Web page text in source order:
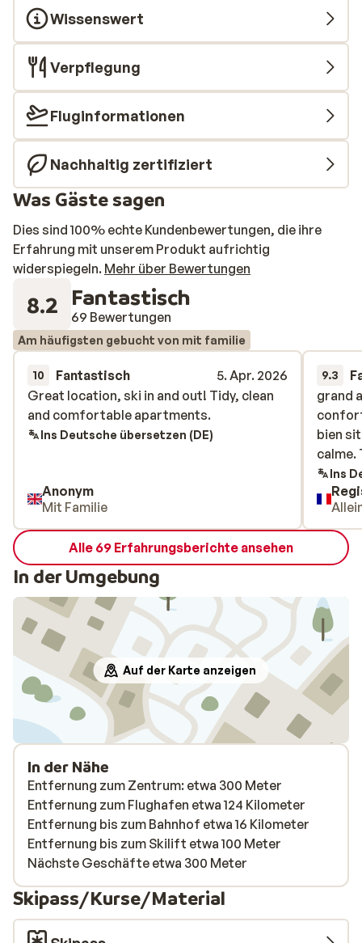
Wissenswert
Verpflegung
Fluginformationen
Nachhaltig zertifiziert
Was Gäste sagen
Dies sind 100% echte Kundenbewertungen, die ihre
Erfahrung mit unserem Produkt aufrichtig
widerspiegeln. Mehr über Bewertungen
8.2 Fantastisch
69 Bewertungen
Am häufigsten gebucht von mit familie
10 Fantastisch
5. Apr. 2026
Great location, ski in and out! Tidy, clean
and comfortable apartments.
Great location, ski in and out! Tidy, clean
and comfortable apartments.
Ins Deutsche übersetzen (DE)
Anonym
Mit Familie
9.3
grand
bien
grand
bien
Ins
Alle 69 Erfahrungsberichte ansehen
In der Umgebung
Auf der Karte anzeigen
In der Nähe
Entfernung zum Zentrum: etwa 300 Meter
Entfernung zum Flughafen etwa 124 Kilometer
Entfernung bis zum Bahnhof etwa 16 Kilometer
Entfernung bis zum Skilift etwa 100 Meter
Nächste Geschäfte etwa 300 Meter
Skipass/Kurse/Material